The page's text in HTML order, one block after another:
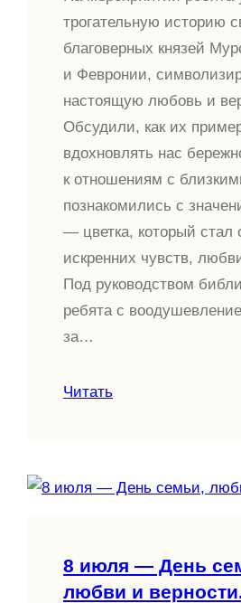
трогательную историю
благоверных князей
и Февронии,
настоящую любовь и
Обсудили, как их
вдохновлять нас
к отношениям с
познакомились с
— цветка, который стал
искренних чувств,
Под руководством
ребята с
за…
Читать
8 июля — День
любви и